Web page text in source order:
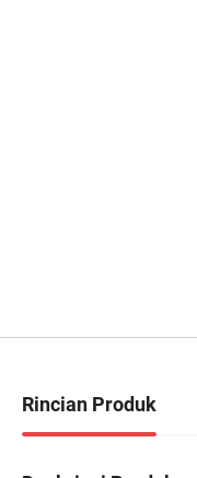
Rincian Produk